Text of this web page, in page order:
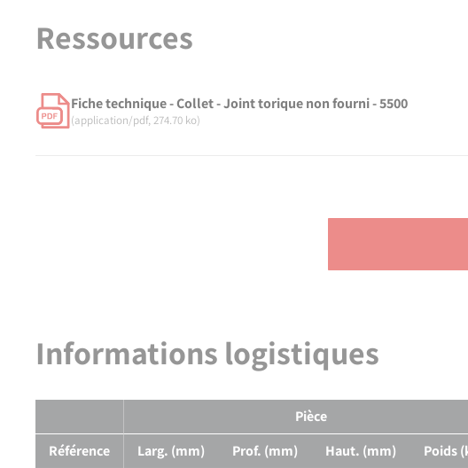
Ressources
Fiche technique - Collet - Joint torique non fourni - 5500
(application/pdf, 274.70 ko)
Informations logistiques
Pièce
Référence
Larg. (mm) Prof. (mm) Haut. (mm) Poids